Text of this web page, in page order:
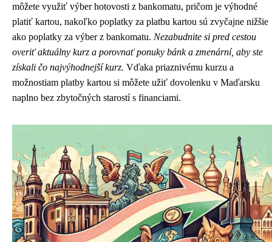
môžete využiť výber hotovosti z bankomatu, pričom je výhodné
platiť kartou, nakoľko poplatky za platbu kartou sú zvyčajne nižšie
ako poplatky za výber z bankomatu. Nezabudnite si pred cestou
overiť aktuálny kurz a porovnať ponuky bánk a zmenární, aby ste
získali čo najvýhodnejší kurz. Vďaka priaznivému kurzu a
možnostiam platby kartou si môžete užiť dovolenku v Maďarsku
naplno bez zbytočných starostí s financiami.